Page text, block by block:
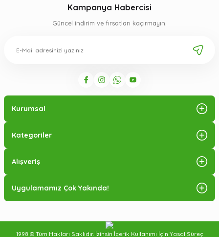
Kampanya Habercisi
Güncel indirim ve fırsatları kaçırmayın.
Kurumsal
Kategoriler
Alışveriş
Uygulamamız Çok Yakında!
1998 © Tüm Hakları Saklıdır. İzinsin İçerik Kullanımı İçin Yasal Süreç